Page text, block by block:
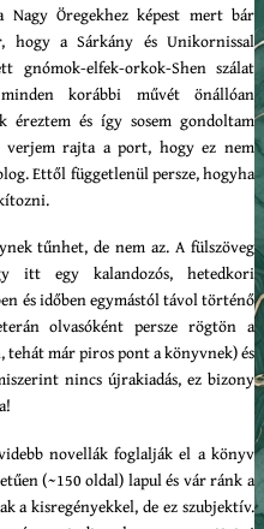
Öregekhez képest mert bár
hogy a Sárkány és Unikornissal
elfek-orkok-Shen szálat
korábbi művét önállóan
éreztem és így sosem gondoltam
verjem rajta a port, hogy ez nem
Ettől függetlenül persze, hogyha
tűnhet, de nem az. A fülszöveg
egy kalandozós, hetedkori
és időben egymástól távol történő
olvasóként persze rögtön a
már piros pont a könyvnek) és
nincs újrakiadás, ez bizony
novellák foglalják el a könyv
(~150 oldal) lapul és vár ránk a
a kisregényekkel, de ez szubjektív.